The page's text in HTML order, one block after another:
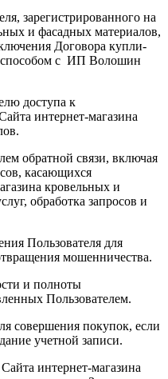
зарегистрированного на
и фасадных материалов,
Договора купли-
способом с ИП Волошин
доступа к
интернет-магазина
обратной связи, включая
касающихся
кровельных и
обработка запросов и
Пользователя для
мошенничества.
и полноты
Пользователем.
совершения покупок, если
учетной записи.
интернет-магазина